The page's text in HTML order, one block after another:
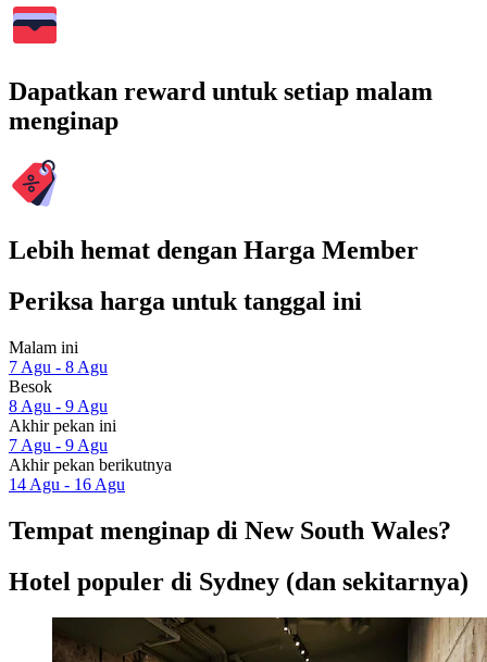
Dapatkan reward untuk setiap malam
menginap
Lebih hemat dengan Harga Member
Periksa harga untuk tanggal ini
Malam ini
7 Agu - 8 Agu
Besok
8 Agu - 9 Agu
Akhir pekan ini
7 Agu - 9 Agu
Akhir pekan berikutnya
14 Agu - 16 Agu
Tempat menginap di New South Wales?
Hotel populer di Sydney (dan sekitarnya)